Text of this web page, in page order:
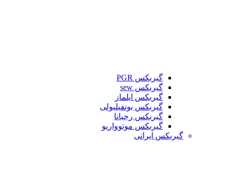
گیربکس PGR
گیربکس sew
گیربکس ایلماز
گیربکس بونفیلیولی
گیربکس رجیانا
گیربکس موتوواریو
گیربکس ایرانی